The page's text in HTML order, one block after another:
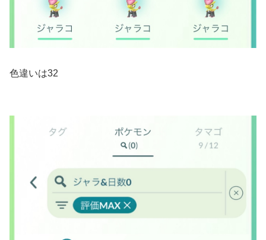
色違いは32